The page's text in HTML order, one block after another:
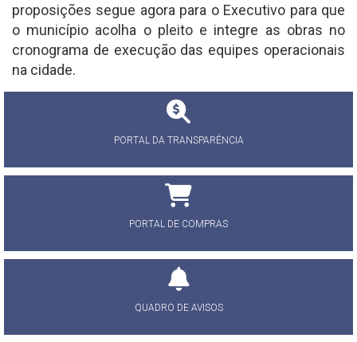
proposições segue agora para o Executivo para que
o município acolha o pleito e integre as obras no
cronograma de execução das equipes operacionais
na cidade.
PORTAL DA TRANSPARÊNCIA
PORTAL DE COMPRAS
QUADRO DE AVISOS